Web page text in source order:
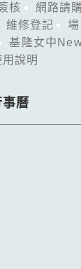
核
網路請
維修登記
基隆女中
說明
曆